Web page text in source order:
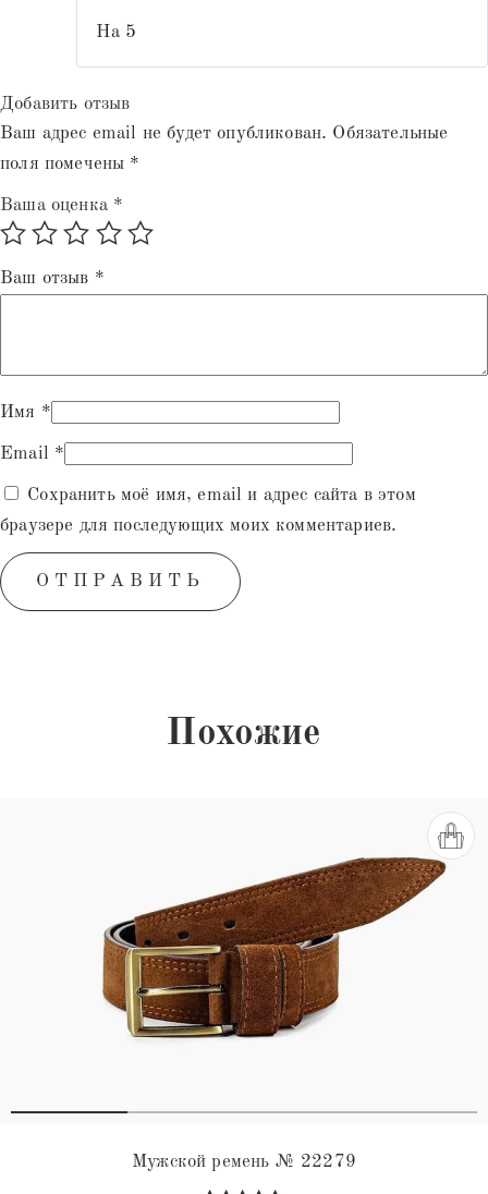
На 5
Добавить отзыв
Ваш адрес email не будет опубликован. Обязательные
поля помечены *
Ваша оценка *
Ваш отзыв *
Имя *
Email *
Сохранить моё имя, email и адрес сайта в этом
браузере для последующих моих комментариев.
Похожие
Мужской ремень № 22279